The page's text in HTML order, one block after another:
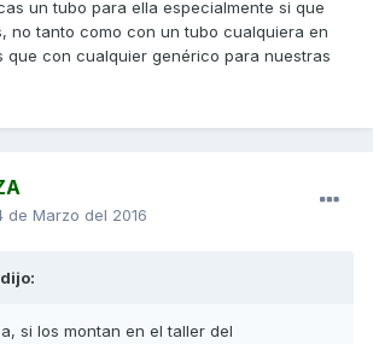
un tubo para ella especialmente si que
no tanto como con un tubo cualquiera en
que con cualquier genérico para nuestras
de Marzo del 2016
si los montan en el taller del